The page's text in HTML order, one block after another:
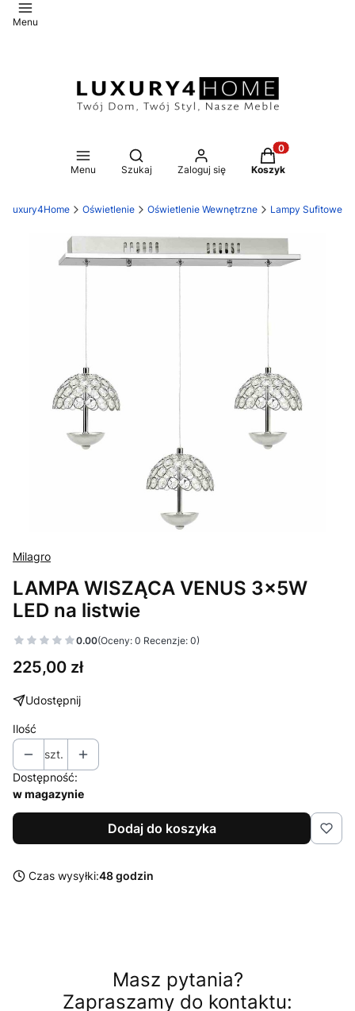
Menu
Menu
Otwórz wyszukiwarkę
Szukaj Zaloguj się
Produkty w
Koszyk
Luxury4Home Oświetlenie Oświetlenie Wewnętrzne Lampy Sufitowe
Milagro
LAMPA WISZĄCA VENUS 3x5W
LED na listwie
0.00(Oceny: 0 Recenzje: 0)
Cena
225,00 zł
Udostępnij
Ilość
szt.
Dostępność:
w magazynie
Dodaj do koszyka
Czas wysyłki:48 godzin
Masz pytania?
Zapraszamy do kontaktu: